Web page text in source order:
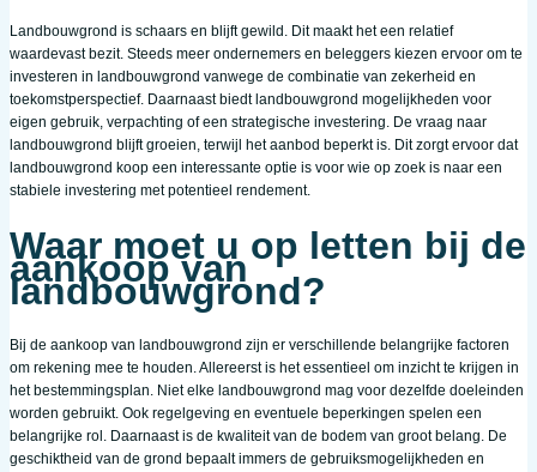
Landbouwgrond is schaars en blijft gewild. Dit maakt het een relatief
waardevast bezit. Steeds meer ondernemers en beleggers kiezen ervoor om te
investeren in landbouwgrond vanwege de combinatie van zekerheid en
toekomstperspectief. Daarnaast biedt landbouwgrond mogelijkheden voor
eigen gebruik, verpachting of een strategische investering. De vraag naar
landbouwgrond blijft groeien, terwijl het aanbod beperkt is. Dit zorgt ervoor dat
landbouwgrond koop een interessante optie is voor wie op zoek is naar een
stabiele investering met potentieel rendement.
Waar moet u op letten bij de
aankoop van
landbouwgrond?
Bij de aankoop van landbouwgrond zijn er verschillende belangrijke factoren
om rekening mee te houden. Allereerst is het essentieel om inzicht te krijgen in
het bestemmingsplan. Niet elke landbouwgrond mag voor dezelfde doeleinden
worden gebruikt. Ook regelgeving en eventuele beperkingen spelen een
belangrijke rol. Daarnaast is de kwaliteit van de bodem van groot belang. De
geschiktheid van de grond bepaalt immers de gebruiksmogelijkheden en